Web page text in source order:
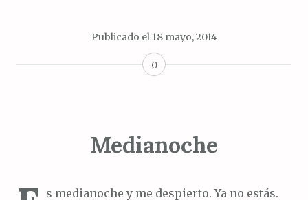
Publicado el 18 mayo, 2014
0
Medianoche
s medianoche y me despierto. Ya no estás.